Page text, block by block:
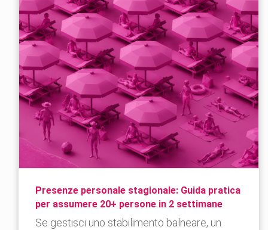
Presenze personale stagionale: Guida pratica
per assumere 20+ persone in 2 settimane
Se gestisci uno stabilimento balneare, un